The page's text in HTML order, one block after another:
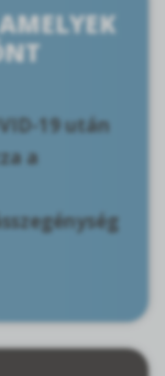
19 után
a